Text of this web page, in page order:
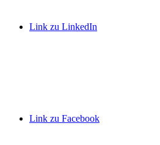
Link zu LinkedIn
Link zu Facebook